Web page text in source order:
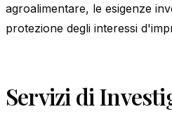
agroalimentare, le esigenze
protezione degli interessi
Servizi di